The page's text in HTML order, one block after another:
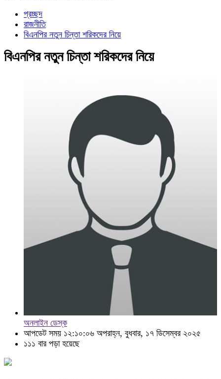
প্রচ্ছদ
রাজনীতি
বিএনপির নতুন চিন্তা শরিকদের নিয়ে
বিএনপির নতুন চিন্তা শরিকদের নিয়ে
অনলাইন ডেস্ক
আপডেট সময় ১২:১০:০৬ অপরাহ্ন, বুধবার, ১৭ ডিসেম্বর ২০২৫
১১১ বার পড়া হয়েছে